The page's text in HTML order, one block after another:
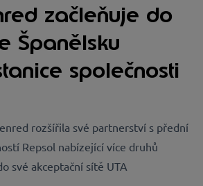
začleňuje do
Španělsku
společnosti
rozšířila své partnerství s přední
Repsol nabízející více druhů
své akceptační sítě UTA